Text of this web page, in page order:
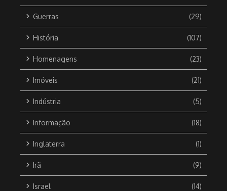
Guerras (29)
História (107)
Homenagens (23)
Imóveis (21)
Indústria (5)
Informação (18)
Inglaterra (1)
Irã (9)
Israel (14)